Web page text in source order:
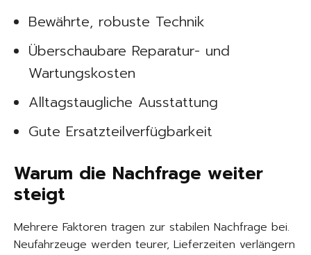
Bewährte, robuste Technik
Überschaubare Reparatur- und
Wartungskosten
Alltagstaugliche Ausstattung
Gute Ersatzteilverfügbarkeit
Warum die Nachfrage weiter
steigt
Mehrere Faktoren tragen zur stabilen Nachfrage bei.
Neufahrzeuge werden teurer, Lieferzeiten verlängern